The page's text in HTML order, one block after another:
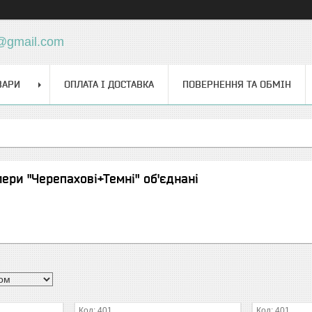
ОПЛАТА І ДОСТАВКА ПОВЕРНЕННЯ ТА ОБМІН
"Черепахові+Темні" об'єднані